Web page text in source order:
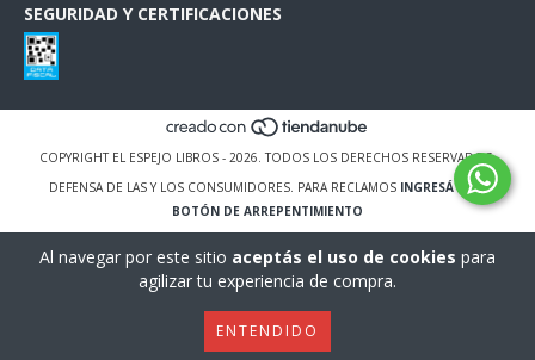
Al navegar por este sitio aceptás el uso de cookies para
agilizar tu experiencia de compra.
ENTENDIDO
SEGURIDAD Y CERTIFICACIONES
COPYRIGHT EL ESPEJO LIBROS - 2026. TODOS LOS DERECHOS RESERVADOS.
DEFENSA DE LAS Y LOS CONSUMIDORES. PARA RECLAMOS INGRESÁ ACÁ.
BOTÓN DE ARREPENTIMIENTO